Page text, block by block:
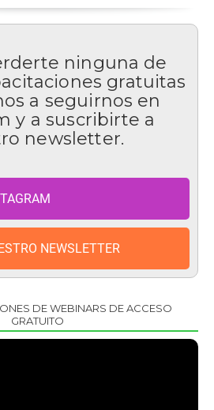
ninguna de
gratuitas
a seguirnos en
y a suscribirte a
newsletter.
NEWSLETTER
DE WEBINARS DE ACCESO
GRATUITO